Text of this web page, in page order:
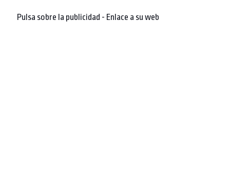
Pulsa sobre la publicidad - Enlace a su web